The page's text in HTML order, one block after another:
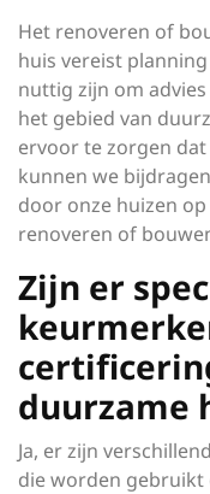
Het renoveren of
huis vereist
nuttig zijn om
het gebied van
ervoor te zorgen
kunnen we
door onze huizen
renoveren of
Zijn er
duurzame
Ja, er zijn
die worden